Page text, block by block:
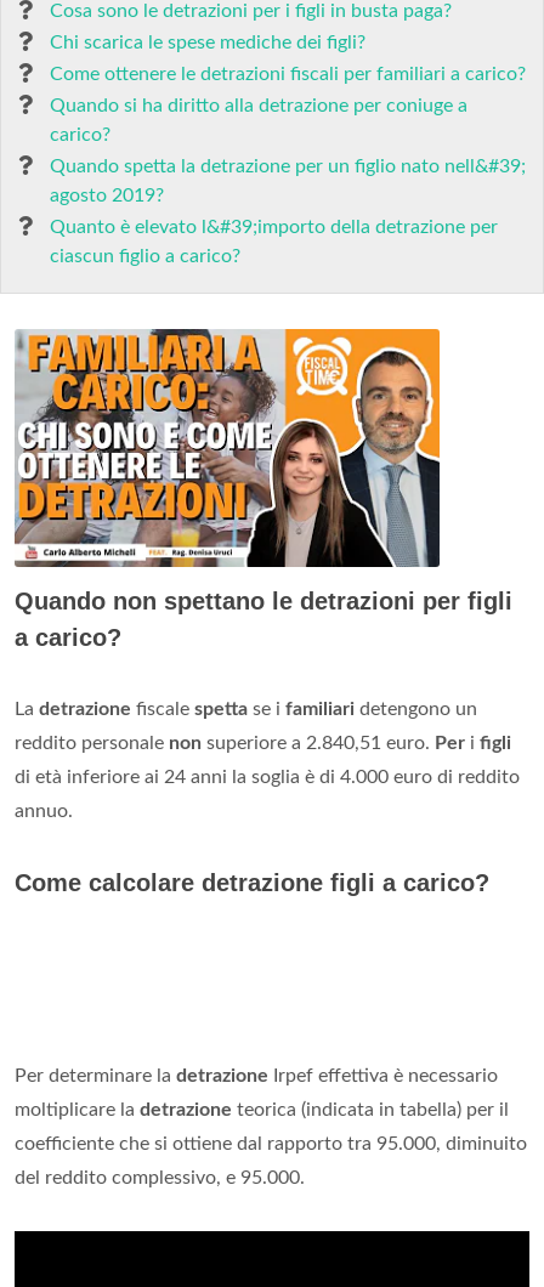
Cosa sono le detrazioni per i figli in busta paga?
Chi scarica le spese mediche dei figli?
Come ottenere le detrazioni fiscali per familiari a carico?
Quando si ha diritto alla detrazione per coniuge a
carico?
Quando spetta la detrazione per un figlio nato nell&#39;
agosto 2019?
Quanto è elevato l&#39;importo della detrazione per
ciascun figlio a carico?
Quando non spettano le detrazioni per figli
a carico?
La detrazione fiscale spetta se i familiari detengono un
reddito personale non superiore a 2.840,51 euro. Per i figli
di età inferiore ai 24 anni la soglia è di 4.000 euro di reddito
annuo.
Come calcolare detrazione figli a carico?
Per determinare la detrazione Irpef effettiva è necessario
moltiplicare la detrazione teorica (indicata in tabella) per il
coefficiente che si ottiene dal rapporto tra 95.000, diminuito
del reddito complessivo, e 95.000.